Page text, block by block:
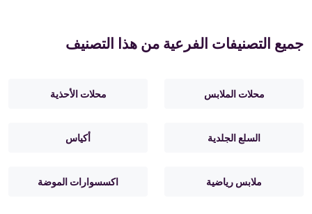
جميع التصنيفات الفرعية من هذا التصنيف
محلات الملابس محلات الأحذية
السلع الجلدية أكياس
ملابس رياضية اكسسوارات الموضة